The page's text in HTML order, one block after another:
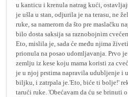
u kanticu i krenula natrag kući,
je ušla u stan, odjurila je na terasu, ne
ruke, sa namerom da što pre maslačku
bilo dosta saksija sa raznobojnim
Eto, mislila je, sada će među njima
prionula na posao udomljavanja. Prvo
zemlju iz kese koju mama koristi za
je u njoj prstima napravila udubljenje i
biljku, i zatrpala je.'Eto, biće ti bolje!'
tarući ruke. 'Obećavam da ću se brinuti